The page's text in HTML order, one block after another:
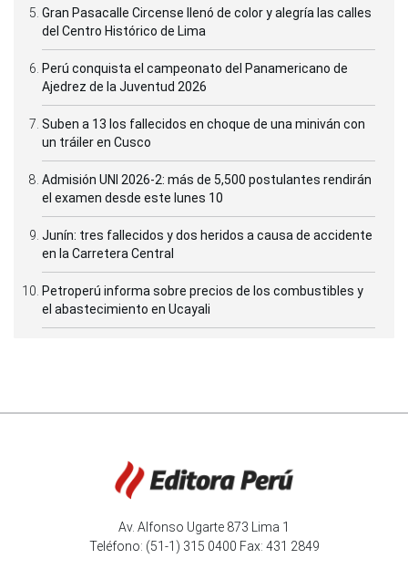
Gran Pasacalle Circense llenó de color y alegría las calles
del Centro Histórico de Lima
Perú conquista el campeonato del Panamericano de
Ajedrez de la Juventud 2026
Suben a 13 los fallecidos en choque de una miniván con
un tráiler en Cusco
Admisión UNI 2026-2: más de 5,500 postulantes rendirán
el examen desde este lunes 10
Junín: tres fallecidos y dos heridos a causa de accidente
en la Carretera Central
Petroperú informa sobre precios de los combustibles y
el abastecimiento en Ucayali
Av. Alfonso Ugarte 873 Lima 1
Teléfono: (51-1) 315 0400 Fax: 431 2849